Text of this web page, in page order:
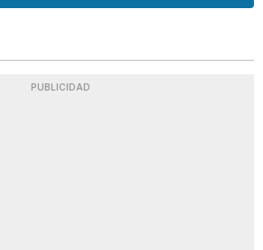
PUBLICIDAD